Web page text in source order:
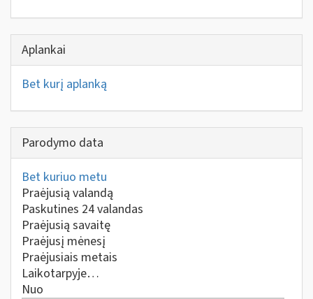
Aplankai
Bet kurį aplanką
Parodymo data
Bet kuriuo metu
Praėjusią valandą
Paskutines 24 valandas
Praėjusią savaitę
Praėjusį mėnesį
Praėjusiais metais
Laikotarpyje…
Nuo